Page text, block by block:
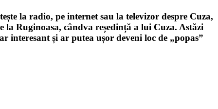
la radio, pe internet sau la televizor despre Cuza,
Ruginoasa, cândva reședință a lui Cuza. Astăzi
interesant și ar putea ușor deveni loc de „popas”